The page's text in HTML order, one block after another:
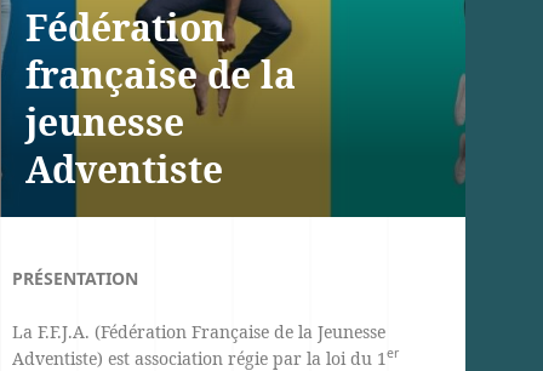
Fédération
française de la
jeunesse
Adventiste
PRÉSENTATION
La F.F.J.A. (Fédération Française de la Jeunesse
Adventiste) est association régie par la loi du 1 er